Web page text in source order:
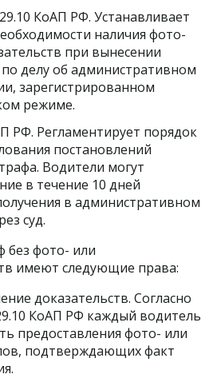
КоАП РФ. Устанавливает
наличия фото-
при вынесении
делу об административном
зарегистрированном
режиме.
РФ. Регламентирует порядок
постановлений
Водители могут
в течение 10 дней
в административном
суд.
фото- или
имеют следующие права:
доказательств. Согласно
КоАП РФ каждый водитель
предоставления фото- или
подтверждающих факт